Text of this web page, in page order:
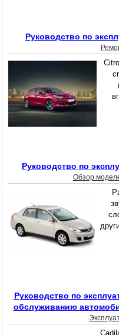
Руководство по
Руководство по
Обзор
Руководство по
обслуживанию